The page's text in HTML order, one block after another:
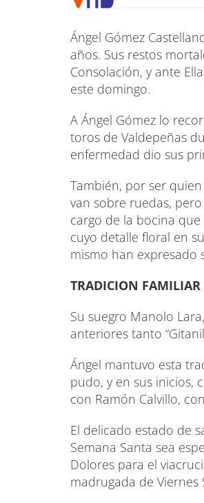
Ángel Gómez
años. Sus restos
Consolación, y ante
este domingo.
A Ángel Gómez lo
toros de Valdepeñas
enfermedad dio sus
También, por ser
van sobre ruedas,
cargo de la bocina
cuyo detalle floral en
mismo han expresado
TRADICION FAMILIAR
Su suegro Manolo
anteriores tanto
Ángel mantuvo esta
pudo, y en sus inicios,
con Ramón Calvillo,
El delicado estado de
Semana Santa sea
Dolores para el
madrugada de Viernes